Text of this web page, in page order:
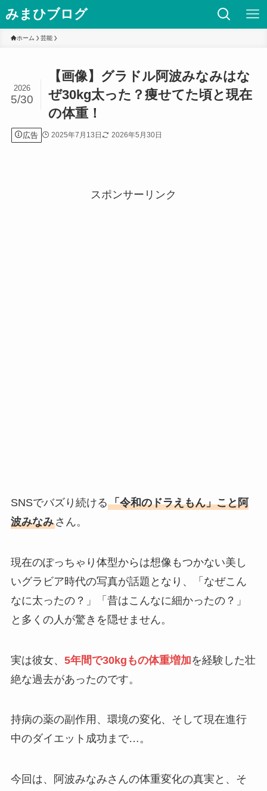
みまひブログ
ホーム 芸能
【画像】グラドル阿波みなみはな
ぜ30kg太った？痩せてた頃と現在
の体重！
2026
5/30
広告 2025年7月13日 2026年5月30日
スポンサーリンク
SNSでバズり続ける「令和のドラえもん」こと阿
波みなみさん。
現在のぽっちゃり体型からは想像もつかない美し
いグラビア時代の写真が話題となり、「なぜこん
なに太ったの？」「昔はこんなに細かったの？」
と多くの人が驚きを隠せません。
実は彼女、 5年間で30kgもの体重増加を経験した壮
絶な過去があったのです。
持病の薬の副作用、環境の変化、そして現在進行
中のダイエット成功まで…。
今回は、阿波みなみさんの体重変化の真実と、そ